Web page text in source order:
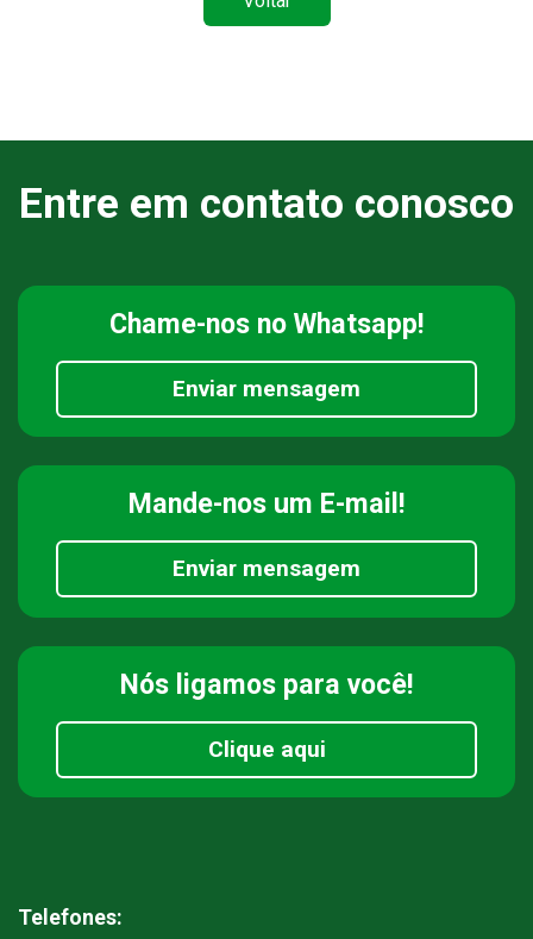
Entre em contato conosco
Chame-nos no Whatsapp!
Enviar mensagem
Mande-nos um E-mail!
Enviar mensagem
Nós ligamos para você!
Clique aqui
Telefones: